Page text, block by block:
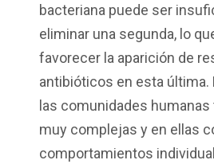
bacteriana puede ser
eliminar una segunda, lo
favorecer la aparición de
antibióticos en esta última.
las comunidades
muy complejas y en ellas
comportamientos